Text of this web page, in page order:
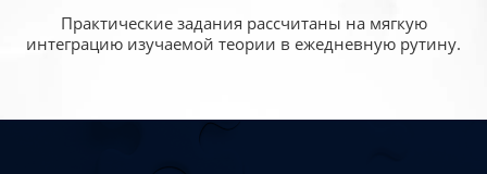
Практические задания рассчитаны на мягкую
интеграцию изучаемой теории в ежедневную рутину.